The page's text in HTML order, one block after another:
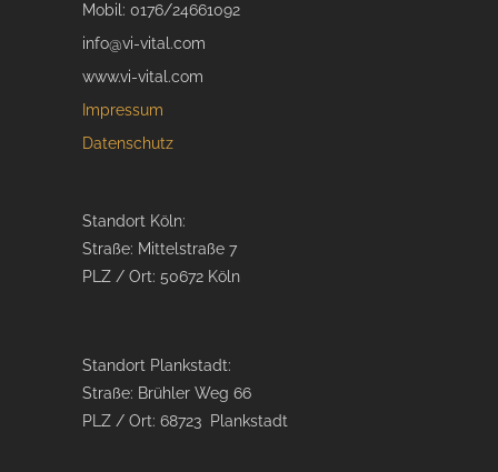
Mobil: 0176/24661092
info@vi-vital.com
www.vi-vital.com
Impressum
Datenschutz
Standort Köln:
Straße: Mittelstraße 7
PLZ / Ort: 50672 Köln
Standort Plankstadt:
Straße: Brühler Weg 66
PLZ / Ort: 68723 Plankstadt